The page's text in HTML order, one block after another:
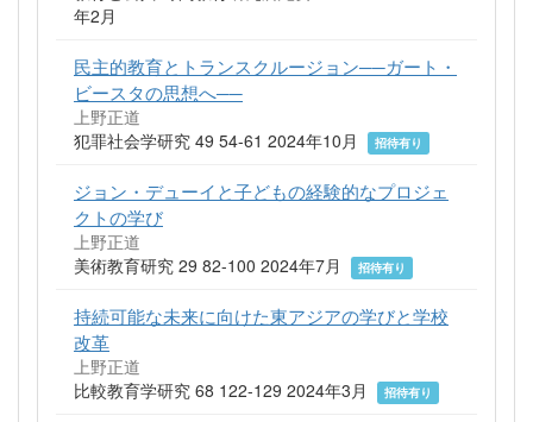
年2月
民主的教育とトランスクルージョン──ガート・
ビースタの思想へ──
上野正道
犯罪社会学研究 49 54-61 2024年10月
招待有り
ジョン・デューイと子どもの経験的なプロジェ
クトの学び
上野正道
美術教育研究 29 82-100 2024年7月
招待有り
持続可能な未来に向けた東アジアの学びと学校
改革
上野正道
比較教育学研究 68 122-129 2024年3月
招待有り